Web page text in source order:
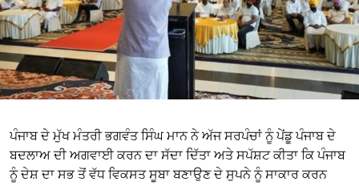
ਪੰਜਾਬ ਦੇ ਮੁੱਖ ਮੰਤਰੀ ਭਗਵੰਤ ਸਿੰਘ ਮਾਨ ਨੇ ਅੱਜ ਸਰਪੰਚਾਂ ਨੂੰ ਪੇਂਡੂ ਪੰਜਾਬ ਦੇ
ਬਦਲਾਅ ਦੀ ਅਗਵਾਈ ਕਰਨ ਦਾ ਸੱਦਾ ਦਿੱਤਾ ਅਤੇ ਸਪੱਸ਼ਟ ਕੀਤਾ ਕਿ ਪੰਜਾਬ
ਨੂੰ ਦੇਸ਼ ਦਾ ਸਭ ਤੋਂ ਵੱਧ ਵਿਕਸਤ ਸੂਬਾ ਬਣਾਉਣ ਦੇ ਸੁਪਨੇ ਨੂੰ ਸਾਕਾਰ ਕਰਨ